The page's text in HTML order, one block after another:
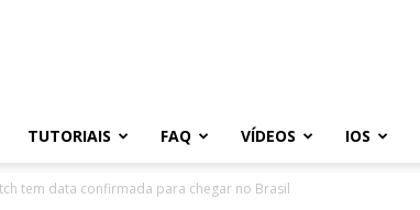
TUTORIAIS FAQ VÍDEOS IOS
tem data confirmada para chegar no Brasil